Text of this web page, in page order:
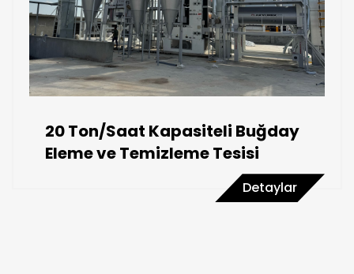
20 Ton/Saat Kapasiteli Buğday
Eleme ve Temizleme Tesisi
Detaylar